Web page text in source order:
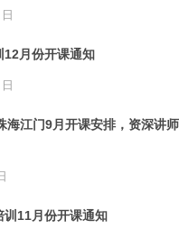
12月份开课通知
海江门9月开课安排，资深讲
训11月份开课通知